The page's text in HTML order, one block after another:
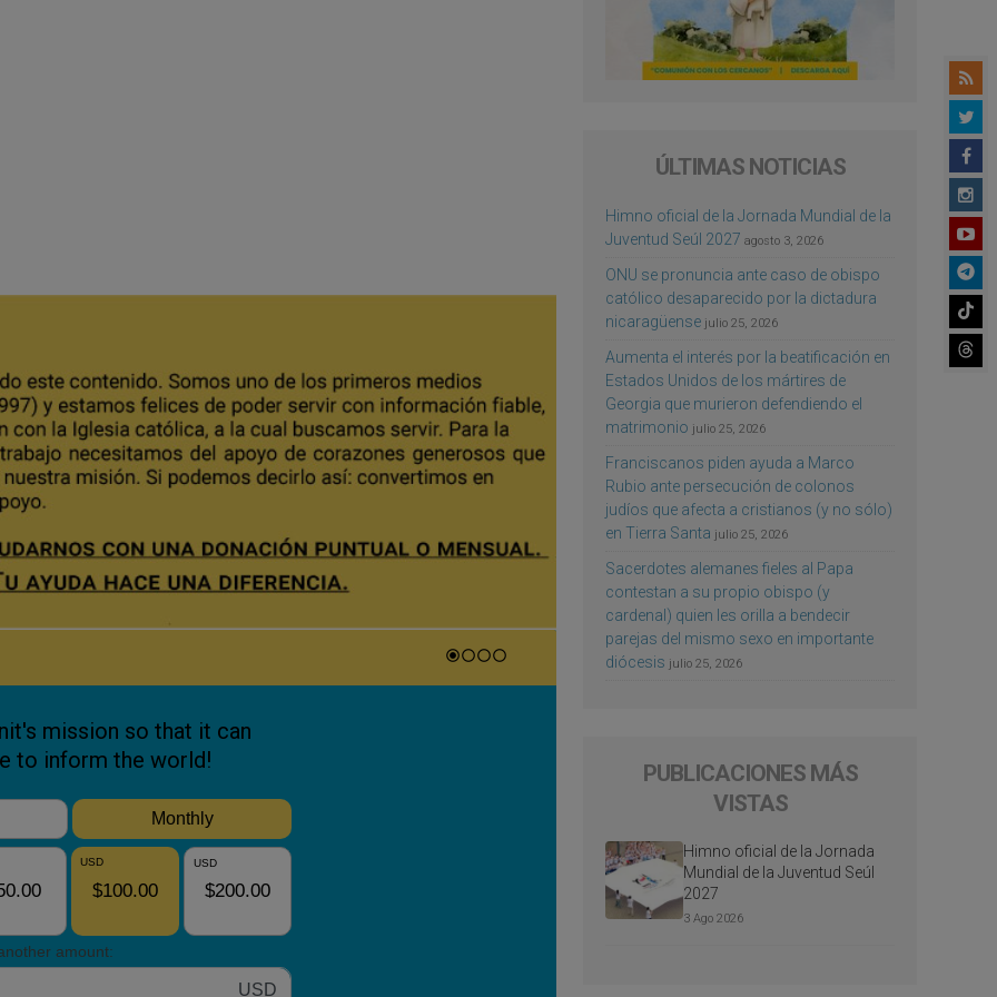
ÚLTIMAS NOTICIAS
Himno oficial de la Jornada Mundial de la
Juventud Seúl 2027 agosto 3, 2026
ONU se pronuncia ante caso de obispo
católico desaparecido por la dictadura
nicaragüense julio 25, 2026
Aumenta el interés por la beatificación en
Estados Unidos de los mártires de
Georgia que murieron defendiendo el
matrimonio julio 25, 2026
Franciscanos piden ayuda a Marco
Rubio ante persecución de colonos
judíos que afecta a cristianos (y no sólo)
en Tierra Santa julio 25, 2026
Sacerdotes alemanes fieles al Papa
contestan a su propio obispo (y
cardenal) quien les orilla a bendecir
parejas del mismo sexo en importante
diócesis julio 25, 2026
PUBLICACIONES MÁS
VISTAS
Himno oficial de la Jornada
Mundial de la Juventud Seúl
2027
3 Ago 2026